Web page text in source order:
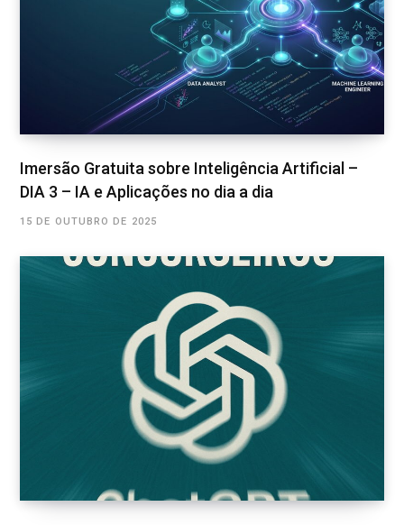
Imersão Gratuita sobre Inteligência Artificial –
DIA 3 – IA e Aplicações no dia a dia
15 DE OUTUBRO DE 2025